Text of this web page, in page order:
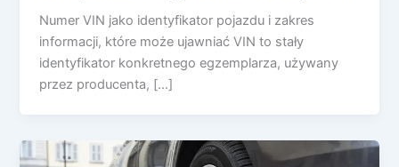
Numer VIN jako identyfikator pojazdu i zakres
informacji, które może ujawniać VIN to stały
identyfikator konkretnego egzemplarza, używany
przez producenta, […]